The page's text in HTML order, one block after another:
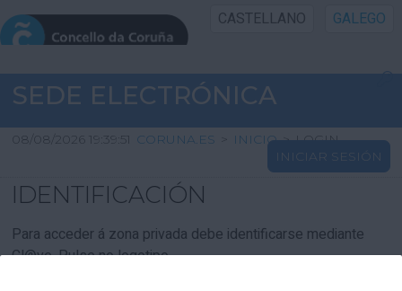
CASTELLANO GALEGO
INICIO SEDE
INICIO
INFORMACIÓN PÚBLICA
CARTAFOL CIDADÁN
SEDE ELECTRÓNICA
08/08/2026 19:39:51 CORUNA.ES > INICIO > LOGIN
INICIAR SESIÓN
IDENTIFICACIÓN
Para acceder á zona privada debe identificarse mediante
Cl@ve. Pulse no logotipo